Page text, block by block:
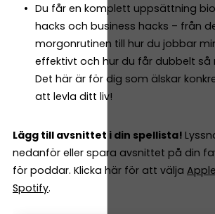
Du får en komplett uppsättning
hacks och business hacks – från
morgonrutinen till hur du jobbar
effektivt och hur du får dubbelt så
Det här är för dig som älskar
att levla ditt liv!
Lägg till avsnittet i din spellista!
nedanför eller spara avsnittet på din
för poddar. Klicka här för att välja
Spotify.